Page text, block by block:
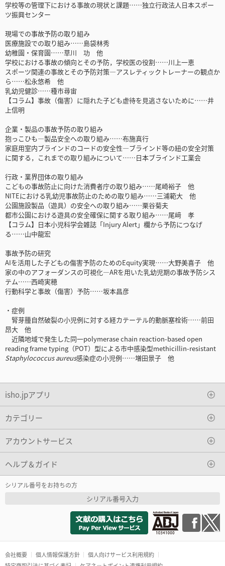
学校等の管理下における事故の現状と課題……独立行政法人日本スポー
ツ振興センター
現場での事故予防の取り組み
医療施設での取り組み……島袋林秀
幼稚園・保育園……草川 功 他
学校における事故の傾向とその予防，学校医の役割……川上一恵
スポーツ関連の事故とその予防対策―アスレティックトレーナーの観点か
ら……松永悠希 他
乳幼児健診……種市尋宙
【コラム】事故（傷害）に隠れた子ども虐待を見逃さないために……井
上信明
企業・製品の事故予防の取り組み
抱っこひも―製品安全への取り組み……布施真行
家庭用室内ブラインドのコードの安全性―ブラインド等の紐の安全対策
に関する，これまでの取り組みについて……日本ブラインド工業会
行政・業界団体の取り組み
こどもの事故防止に向けた消費者庁の取り組み……尾崎裕子 他
NITEにおける乳幼児事故防止のための取り組み……三浦範大 他
公園施設製品（遊具）の安全への取り組み……栗谷菊夫
都市公園における遊具の安全確保に関する取り組み……尾﨑 孝
【コラム】日本小児科学会雑誌「Injury Alert」欄から予防につなげ
る……山中龍宏
事故予防の研究
AIを活用した子どもの傷害予防のためのEquity実現……大野美喜子 他
家の中のアフォーダンスの可視化―ARを用いた乳幼児期の事故予防シス
テム……西崎実穂
行動科学と事故（傷害）予防……坂本昌彦
・症例
腎芽腫自然破裂の小児例に対する経カテーテル的動脈塞栓術……前田
昂大 他
近隣地域で発生した同一polymerase chain reaction-based open
reading frame typing（POT）型による市中感染型methicillin-resistant
Staphylococcus aureus感染症の小児例……増田景子 他
isho.jpアプリ
カテゴリー
アカウントサービス
ヘルプ＆ガイド
シリアル番号をお持ちの方
シリアル番号入力
会社概要 個人情報保護方針
個人向けサービス利用規約